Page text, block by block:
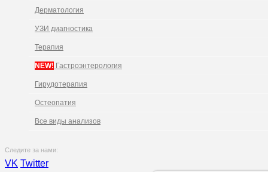
Дерматология
УЗИ диагностика
Терапия
NEW! Гастроэнтерология
Гирудотерапия
Остеопатия
Все виды анализов
Следите за нами:
VK Twitter